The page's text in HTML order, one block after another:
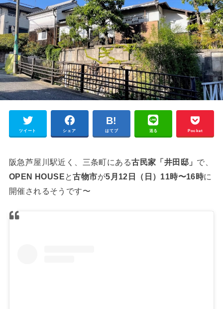
ツイート シェア はてブ 送る Pocket
阪急芦屋川駅近く、三条町にある古民家「井田邸」 で、
OPEN HOUSEと古物市が5月12日（日）11時〜16時に
開催されるそうです〜